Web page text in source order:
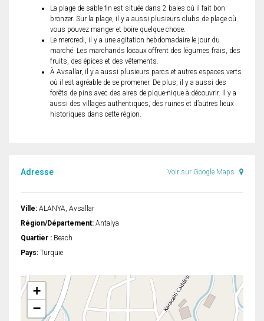
La plage de sable fin est située dans 2 baies où il fait bon
bronzer. Sur la plage, il y a aussi plusieurs clubs de plage où
vous pouvez manger et boire quelque chose.
Le mercredi, il y a une agitation hebdomadaire le jour du
marché. Les marchands locaux offrent des légumes frais, des
fruits, des épices et des vêtements.
À Avsallar, il y a aussi plusieurs parcs et autres espaces verts
où il est agréable de se promener. De plus, il y a aussi des
forêts de pins avec des aires de pique-nique à découvrir. Il y a
aussi des villages authentiques, des ruines et d’autres lieux
historiques dans cette région.
Adresse Voir sur Google Maps
Ville: ALANYA, Avsallar
Région/Département: Antalya
Quartier : Beach
Pays: Turquie
+
−